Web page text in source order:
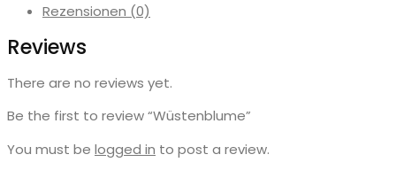
Rezensionen (0)
Reviews
There are no reviews yet.
Be the first to review “Wüstenblume”
You must be logged in to post a review.